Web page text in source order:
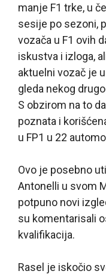
manje F1 trke, u
sesije po sezoni,
vozača u F1 ovih
iskustva i izloga,
aktuelni vozač je
gleda nekog
S obzirom na to
poznata i
u FP1 u 22
Ovo je posebno
Antonelli u svom
potpuno novi
su komentarisali
kvalifikacija.
Rasel je iskočio